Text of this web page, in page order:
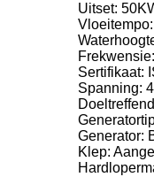
Uitset:
Vloeitempo:
Sertifikaat:
Spanning:
Generator:
Klep: